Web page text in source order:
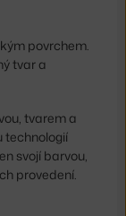
povrchem.
tvar a
tvarem a
technologií
svojí barvou,
provedení.